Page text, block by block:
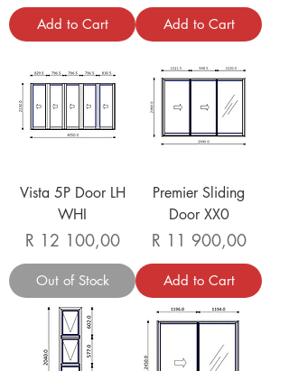
Add to Cart Add to Cart
Vista 5P Door LH
WHI
Price
R 12 100,00
Out of Stock
Premier Sliding
Door XX0
Price
R 11 900,00
Add to Cart